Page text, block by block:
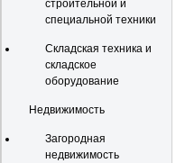
строительной и
специальной техники
Складская техника и
складское
оборудование
Недвижимость
Загородная
недвижимость